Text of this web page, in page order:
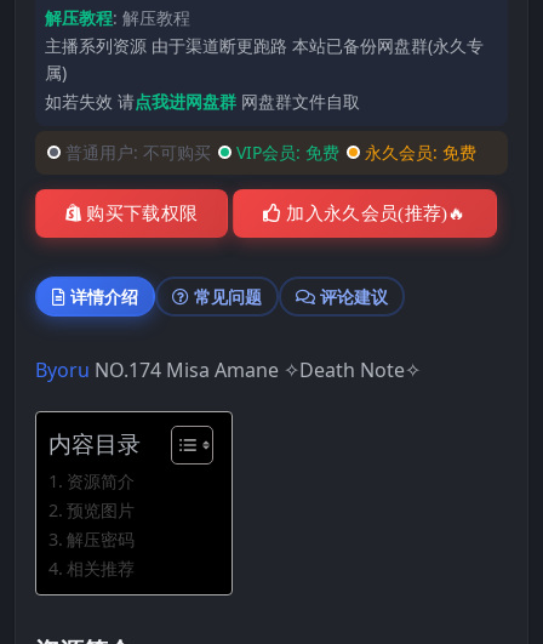
解压教程: 解压教程
主播系列资源 由于渠道断更跑路 本站已备份网盘群(永久专
属)
如若失效 请点我进网盘群 网盘群文件自取
普通用户: 不可购买 VIP会员: 免费 永久会员: 免费
购买下载权限 加入永久会员(推荐)🔥
详情介绍 常见问题 评论建议
Byoru NO.174 Misa Amane ✧Death Note✧
内容目录
资源简介
预览图片
解压密码
相关推荐